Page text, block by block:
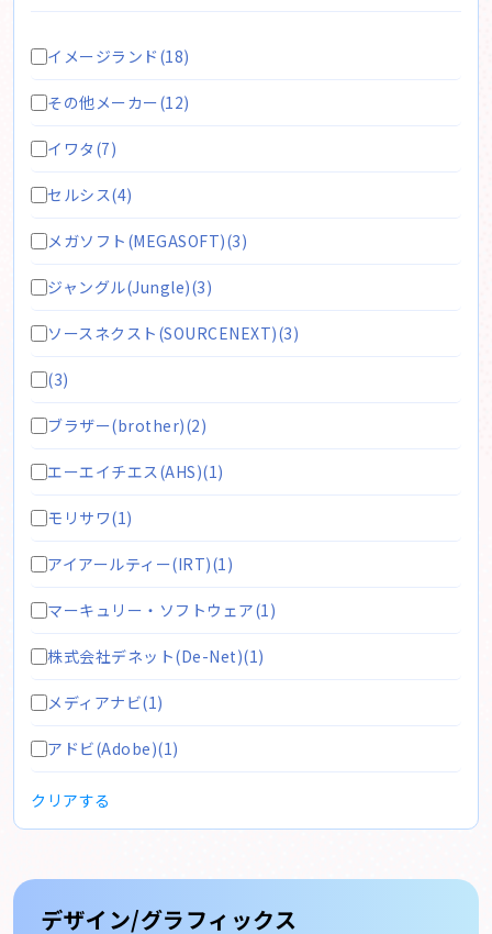
イメージランド(18)
その他メーカー(12)
イワタ(7)
セルシス(4)
メガソフト(MEGASOFT)(3)
ジャングル(Jungle)(3)
ソースネクスト(SOURCENEXT)(3)
(3)
ブラザー(brother)(2)
エーエイチエス(AHS)(1)
モリサワ(1)
アイアールティー(IRT)(1)
マーキュリー・ソフトウェア(1)
株式会社デネット(De-Net)(1)
メディアナビ(1)
アドビ(Adobe)(1)
クリアする
デザイン/グラフィックス